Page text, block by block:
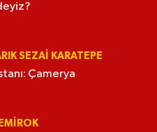
SEZAI KARATEPE
Çamerya